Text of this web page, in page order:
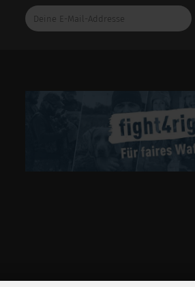
Deine
E-